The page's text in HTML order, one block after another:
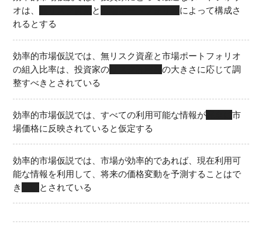
オは、
と
によって構成さ
れるとする
効率的市場仮説では、無リスク資産と市場ポートフォリオ
の組入比率は、投資家のリスク許容度 の大きさに応じて調
整すべきとされている
効率的市場仮説では、すべての利用可能な情報が完全に 市
場価格に反映されていると仮定する
効率的市場仮説では、市場が効率的であれば、現在利用可
能な情報を利用して、将来の価格変動を予測することはで
き
とされている